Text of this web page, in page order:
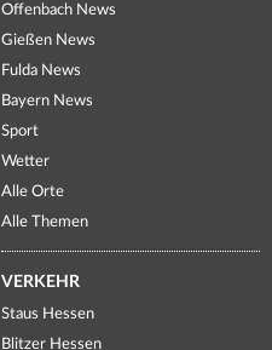
Offenbach News
Gießen News
Fulda News
Bayern News
Sport
Wetter
Alle Orte
Alle Themen
VERKEHR
Staus Hessen
Blitzer Hessen